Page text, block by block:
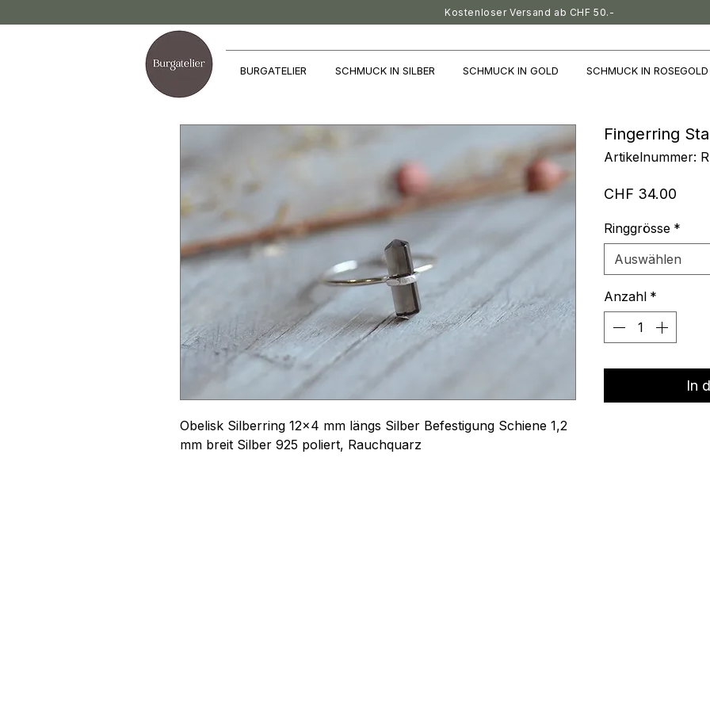
Kostenloser Versand ab CHF 50.-
BURGATELIER SCHMUCK IN SILBER SCHMUCK IN GOLD SCHMUCK IN ROSEGOLD
Obelisk Silberring 12x4 mm längs Silber Befestigung Schiene 1,2
mm breit Silber 925 poliert, Rauchquarz
Fingerring
Artikelnummer:
CHF 34.00
Ringgrösse *
Auswählen
Anzahl *
In